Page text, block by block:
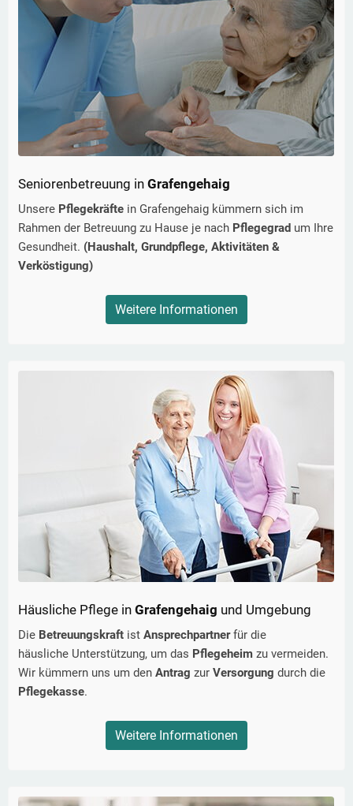
Seniorenbetreuung in Grafengehaig
Unsere Pflegekräfte in Grafengehaig kümmern sich im
Rahmen der Betreuung zu Hause je nach Pflegegrad um Ihre
Gesundheit. (Haushalt, Grundpflege, Aktivitäten &
Verköstigung)
Weitere Informationen
Häusliche Pflege in Grafengehaig und Umgebung
Die Betreuungskraft ist Ansprechpartnerfür die
häusliche Unterstützung, um das Pflegeheim zu vermeiden.
Wir kümmern uns um den Antrag zur Versorgung durch die
Pflegekasse.
Weitere Informationen